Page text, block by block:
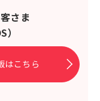
さま
はこちら